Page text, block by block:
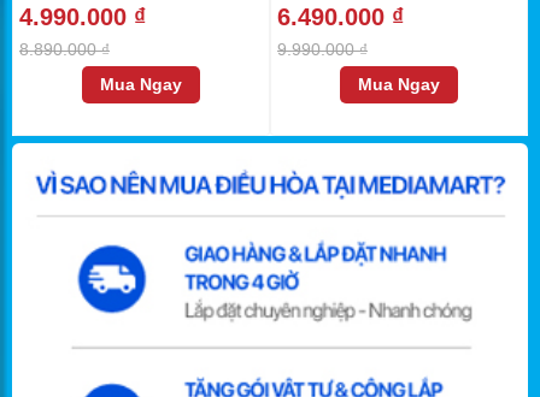
4.990.000 ₫
8.890.000 ₫
Mua Ngay
6.490.000 ₫
9.990.000 ₫
Mua Ngay